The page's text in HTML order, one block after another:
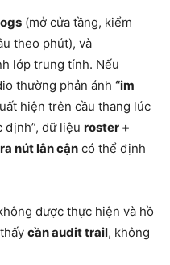
(mở cửa tầng, kiểm
theo phút), và
lớp trung tính. Nếu
thường phản ánh “im
hiện trên cầu thang lúc
định”, dữ liệu roster +
nút lân cận có thể định
được thực hiện và hồ
cần audit trail, không